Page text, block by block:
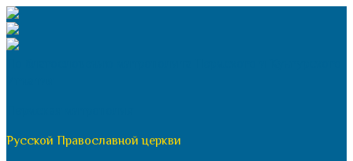
Перейти
к
содержимому
Русской Православной церкви